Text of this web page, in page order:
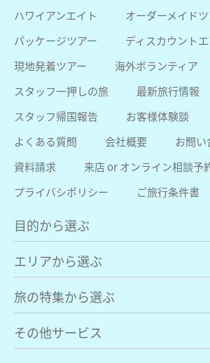
ハワイアンエイト
オーダーメイド
パッケージツアー
ディスカウント
現地発着ツアー
海外ボランティア
スタッフ一押しの旅
最新旅行情報
スタッフ帰国報告
お客様体験談
よくある質問
会社概要
お問い
資料請求
来店 or オンライン相談予
プライバシポリシー
ご旅行条件書
目的から選ぶ
エリアから選ぶ
旅の特集から選ぶ
その他サービス